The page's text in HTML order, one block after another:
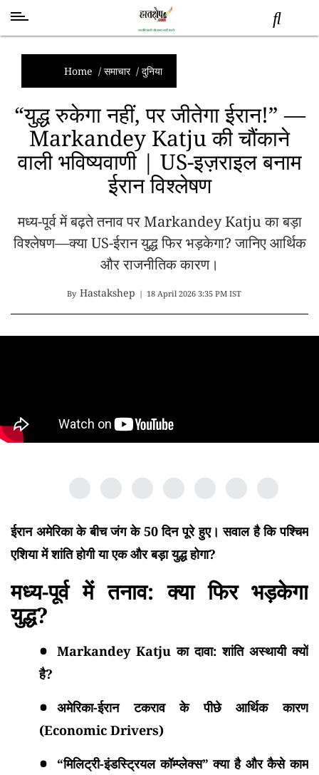
समाचार
स्तंभ
शब्द
राजनीति
मनोरंजन
विज्ञान
अन्य
Home / समाचार/ दुनिया
“युद्ध रुकेगा नहीं, पर जीतेगा ईरान!” —
Markandey Katju की चौंकाने
वाली भविष्यवाणी | US-इज़राइल बनाम
ईरान विश्लेषण
मध्य-पूर्व में बढ़ते तनाव पर Markandey Katju का बड़ा
विश्लेषण—क्या US-ईरान युद्ध फिर भड़केगा? जानिए आर्थिक
और राजनीतिक कारण।
By Hastakshep | 18 April 2026 3:35 PM IST
ईरान अमेरिका के बीच जंग के 50 दिन पूरे हुए। सवाल है कि पश्चिम
एशिया में शांति होगी या एक और बड़ा युद्ध होगा?
मध्य-पूर्व में तनाव: क्या फिर भड़केगा
युद्ध?
Markandey Katju का दावा: शांति अस्थायी क्यों
है?
अमेरिका-ईरान टकराव के पीछे आर्थिक कारण
(Economic Drivers)
“मिलिट्री-इंडस्ट्रियल कॉम्प्लेक्स” क्या है और कैसे काम